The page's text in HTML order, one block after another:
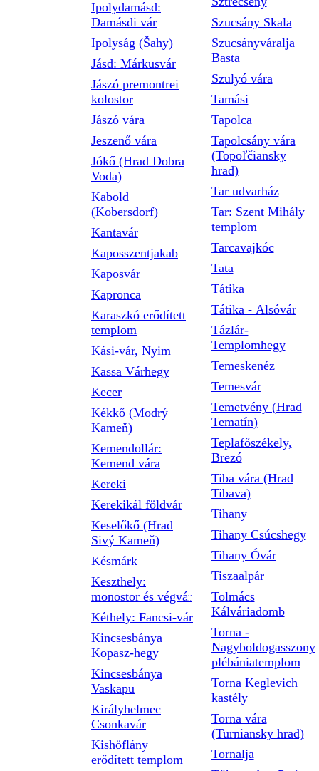
Ipolydamásd:
Damásdi vár
Ipolyság (Šahy)
Jásd: Márkusvár
Jászó premontrei
kolostor
Jászó vára
Jeszenő vára
Jókő (Hrad Dobra
Voda)
Kabold
(Kobersdorf)
Kantavár
Kaposszentjakab
Kaposvár
Kapronca
Karaszkó erődített
templom
Kási-vár, Nyim
Kassa Várhegy
Kecer
Kékkő (Modrý
Kameň)
Kemendollár:
Kemend vára
Kereki
Kerekikál földvár
Keselőkő (Hrad
Sivý Kameň)
Késmárk
Keszthely:
monostor és végvár
Kéthely: Fancsi-vár
Kincsesbánya
Kopasz-hegy
Kincsesbánya
Vaskapu
Királyhelmec
Csonkavár
Kishöflány
erődített templom
Szucsány Skala
Szucsányváralja
Basta
Szulyó vára
Tamási
Tapolca
Tapolcsány vára
(Topoľčiansky
hrad)
Tar udvarház
Tar: Szent Mihály
templom
Tarcavajkóc
Tata
Tátika
Tátika - Alsóvár
Tázlár-
Templomhegy
Temeskenéz
Temesvár
Temetvény (Hrad
Tematín)
Teplafőszékely,
Brezó
Tiba vára (Hrad
Tibava)
Tihany
Tihany Csúcshegy
Tihany Óvár
Tiszaalpár
Tolmács
Kálváriadomb
Torna -
Nagyboldogasszony
plébániatemplom
Torna Keglevich
kastély
Torna vára
(Turniansky hrad)
Tornalja